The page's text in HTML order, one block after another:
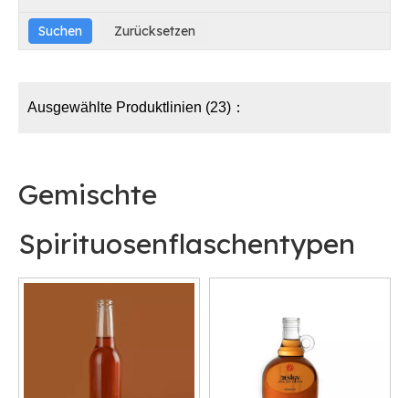
Ausgewählte Produktlinien (23)：
Gemischte
Spirituosenflaschentypen